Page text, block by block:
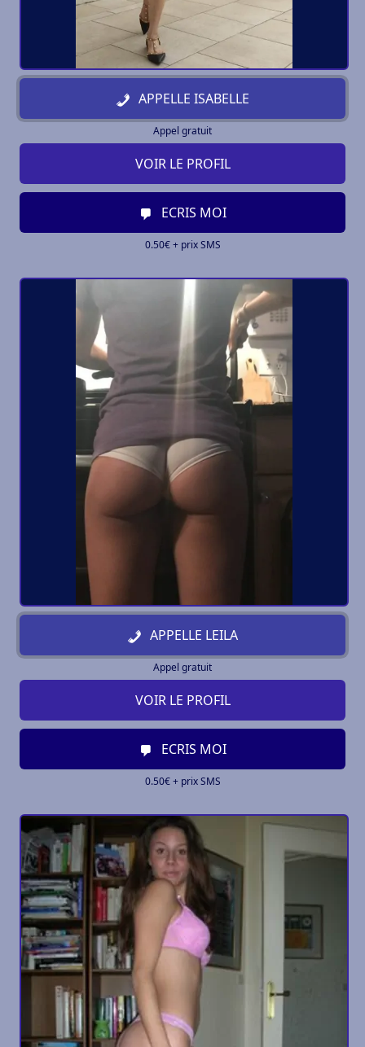
APPELLE ISABELLE
Appel gratuit
VOIR LE PROFIL
ECRIS MOI
0.50€ + prix SMS
APPELLE LEILA
Appel gratuit
VOIR LE PROFIL
ECRIS MOI
0.50€ + prix SMS